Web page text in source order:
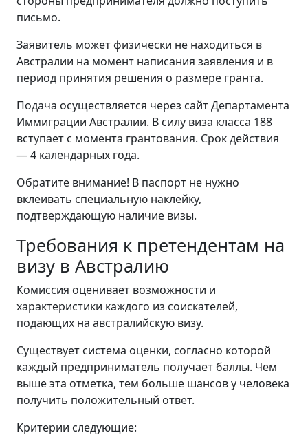
письмо.
Заявитель может физически не находиться в
Австралии на момент написания заявления и в
период принятия решения о размере гранта.
Подача осуществляется через сайт Департамента
Иммиграции Австралии. В силу виза класса 188
вступает с момента грантования. Срок действия
— 4 календарных года.
Обратите внимание! В паспорт не нужно
вклеивать специальную наклейку,
подтверждающую наличие визы.
Требования к претендентам на
визу в Австралию
Комиссия оценивает возможности и
характеристики каждого из соискателей,
подающих на австралийскую визу.
Существует система оценки, согласно которой
каждый предприниматель получает баллы. Чем
выше эта отметка, тем больше шансов у человека
получить положительный ответ.
Критерии следующие: